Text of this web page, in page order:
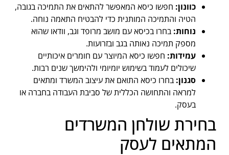
כוונון: חפשו כיסא המאפשר להתאים את התמיכה בגובה,
הטיה והתמיכה המותנית כדי להבטיח התאמה נוחה.
נוחות: בחרו בכיסא עם מושב מרופד וגב, וודאו שהוא
מספק תמיכה נאותה בגב ובזרועות.
עמידות: חפשו כיסא המיוצר עם חומרים איכותיים
שיכולים לעמוד בשימוש יומיומי ולהימשך שנים רבות.
סגנון: בחרו כיסא התואם את עיצוב המשרד ומתאים
למראה והתחושה הכללית של סביבת העבודה בחברה או
בעסק.
בחירת שולחן המשרדים
המתאים לעסק